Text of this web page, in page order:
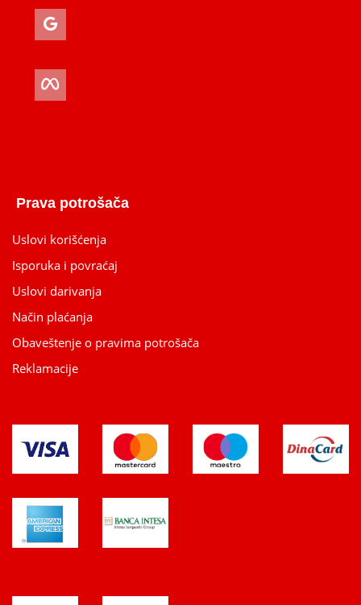
Prava potrošača
Uslovi korišćenja
Isporuka i povraćaj
Uslovi darivanja
Način plaćanja
Obaveštenje o pravima potrošača
Reklamacije